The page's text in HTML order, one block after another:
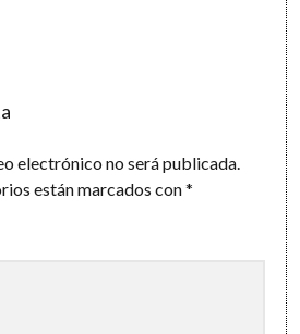
electrónico no será publicada.
están marcados con*